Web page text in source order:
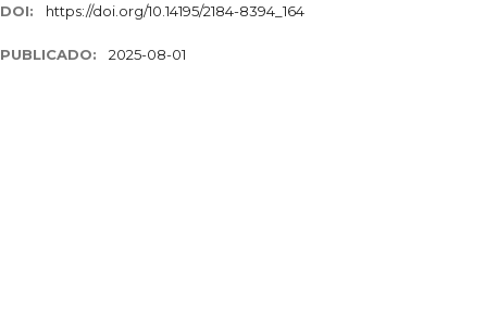
DOI: https://doi.org/10.14195/2184-8394_164
PUBLICADO: 2025-08-01